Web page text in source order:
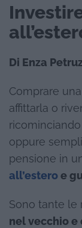
Di Enza
Comprare
affittarla o
oppure
pensione in
all’estero e
Sono tante le
nel vecchio e